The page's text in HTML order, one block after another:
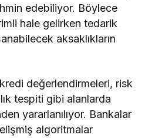
edebiliyor. Böylece
hale gelirken tedarik
aksaklıkların
değerlendirmeleri, risk
tespiti gibi alanlarda
yararlanılıyor. Bankalar
algoritmalar